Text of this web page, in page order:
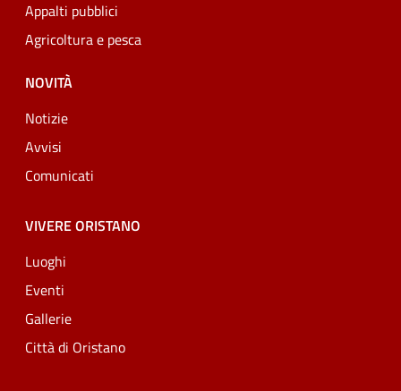
Appalti pubblici
Agricoltura e pesca
NOVITÀ
Notizie
Avvisi
Comunicati
VIVERE ORISTANO
Luoghi
Eventi
Gallerie
Città di Oristano